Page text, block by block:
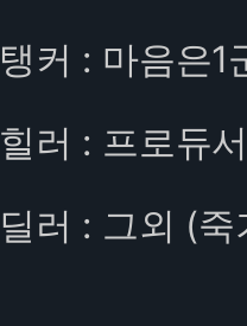
탱커 : 마음은
힐러 : 프로듀
딜러 : 그외 (죽